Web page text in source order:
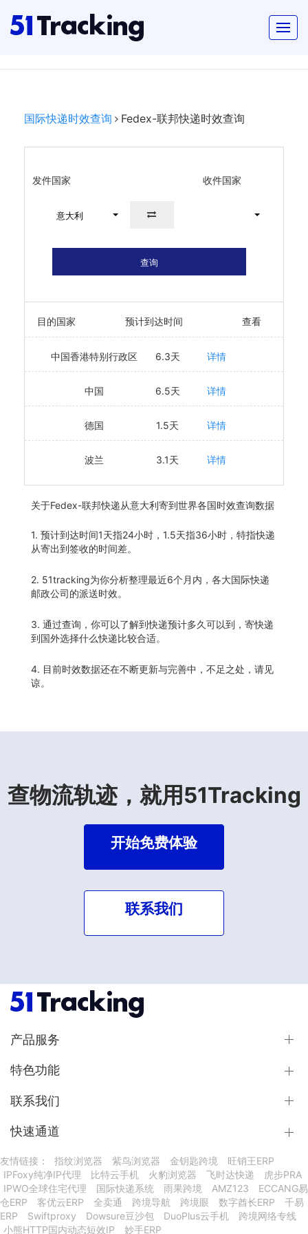
国际快递时效查询 Fedex-联邦快递时效查询
发件国家 收件国家
意大利
查询
目的国家 预计到达时间 查看
中国香港特别行政区 6.3天 详情
中国 6.5天 详情
德国 1.5天 详情
波兰 3.1天 详情
关于Fedex-联邦快递从意大利寄到世界各国时效查询数据
1. 预计到达时间1天指24小时，1.5天指36小时，特指快递
从寄出到签收的时间差。
2. 51tracking为你分析整理最近6个月内，各大国际快递
邮政公司的派送时效。
3. 通过查询，你可以了解到快递预计多久可以到，寄快递
到国外选择什么快递比较合适。
4. 目前时效数据还在不断更新与完善中，不足之处，请见
谅。
查物流轨迹，就用51Tracking
开始免费体验
联系我们
产品服务
特色功能
联系我们
快速通道
友情链接： 指纹浏览器 紫鸟浏览器 金钥匙跨境
旺销王ERP
IPFoxy纯净IP代理
比特云手机 火豹浏览器 飞时达快递
虎步PRA
IPWO全球住宅代理
国际快递系统 雨果跨境 AMZ123
ECCANG易
仓ERP
客优云ERP 全卖通 跨境导航 跨境眼 数字酋长ERP
千易
ERP
Swiftproxy Dowsure豆沙包 DuoPlus云手机
跨境网络专线
小熊HTTP国内动态短效IP
妙手ERP